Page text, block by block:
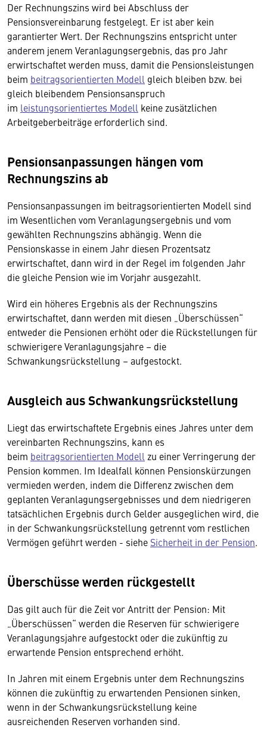
Der Rechnungszins wird bei Abschluss der
Pensionsvereinbarung festgelegt. Er ist aber kein
garantierter Wert. Der Rechnungszins entspricht unter
anderem jenem Veranlagungsergebnis, das pro Jahr
erwirtschaftet werden muss, damit die Pensionsleistungen
beim beitragsorientierten Modell gleich bleiben bzw. bei
gleich bleibendem Pensionsanspruch
im leistungsorientiertes Modell keine zusätzlichen
Arbeitgeberbeiträge erforderlich sind.
Pensionsanpassungen hängen vom
Rechnungszins ab
Pensionsanpassungen im beitragsorientierten Modell sind
im Wesentlichen vom Veranlagungsergebnis und vom
gewählten Rechnungszins abhängig. Wenn die
Pensionskasse in einem Jahr diesen Prozentsatz
erwirtschaftet, dann wird in der Regel im folgenden Jahr
die gleiche Pension wie im Vorjahr ausgezahlt.
Wird ein höheres Ergebnis als der Rechnungszins
erwirtschaftet, dann werden mit diesen „Überschüssen“
entweder die Pensionen erhöht oder die Rückstellungen für
schwierigere Veranlagungsjahre – die
Schwankungsrückstellung – aufgestockt.
Ausgleich aus Schwankungsrückstellung
Liegt das erwirtschaftete Ergebnis eines Jahres unter dem
vereinbarten Rechnungszins, kann es
beim beitragsorientierten Modell zu einer Verringerung der
Pension kommen. Im Idealfall können Pensionskürzungen
vermieden werden, indem die Differenz zwischen dem
geplanten Veranlagungsergebnisses und dem niedrigeren
tatsächlichen Ergebnis durch Gelder ausgeglichen wird, die
in der Schwankungsrückstellung getrennt vom restlichen
Vermögen geführt werden - siehe Sicherheit in der Pension.
Überschüsse werden rückgestellt
Das gilt auch für die Zeit vor Antritt der Pension: Mit
„Überschüssen“ werden die Reserven für schwierigere
Veranlagungsjahre aufgestockt oder die zukünftig zu
erwartende Pension entsprechend erhöht.
In Jahren mit einem Ergebnis unter dem Rechnungszins
können die zukünftig zu erwartenden Pensionen sinken,
wenn in der Schwankungsrückstellung keine
ausreichenden Reserven vorhanden sind.